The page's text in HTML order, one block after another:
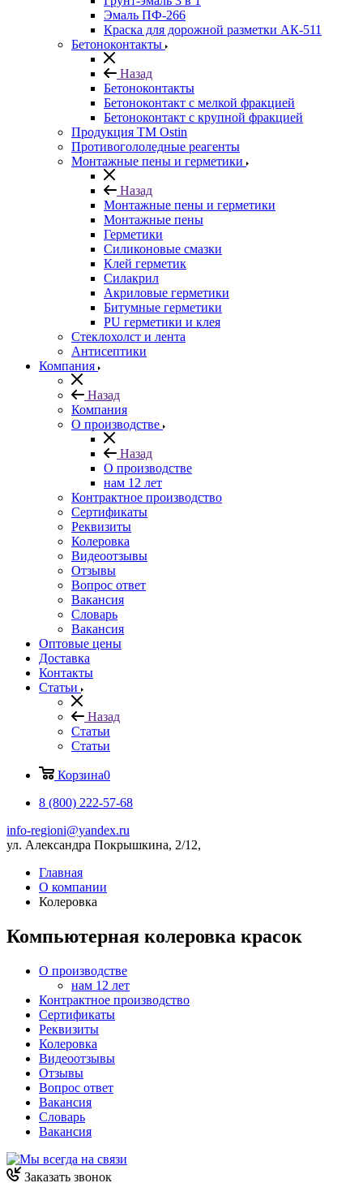
Эмаль ПФ-266
Краска для дорожной разметки АК-511
Бетоноконтакты
Назад
Бетоноконтакты
Бетоноконтакт с мелкой фракцией
Бетоноконтакт с крупной фракцией
Продукция ТМ Ostin
Противогололедные реагенты
Монтажные пены и герметики
Назад
Монтажные пены и герметики
Монтажные пены
Герметики
Силиконовые смазки
Клей герметик
Силакрил
Акриловые герметики
Битумные герметики
PU герметики и клея
Стеклохолст и лента
Антисептики
Компания
Назад
Компания
О производстве
Назад
О производстве
нам 12 лет
Контрактное производство
Сертификаты
Реквизиты
Колеровка
Видеоотзывы
Отзывы
Вопрос ответ
Вакансия
Словарь
Вакансия
Оптовые цены
Доставка
Контакты
Статьи
Назад
Статьи
Статьи
Корзина0
8 (800) 222-57-68
info-regioni@yandex.ru
ул. Александра Покрышкина, 2/12,
Главная
О компании
Колеровка
Компьютерная колеровка красок
О производстве
нам 12 лет
Контрактное производство
Сертификаты
Реквизиты
Колеровка
Видеоотзывы
Отзывы
Вопрос ответ
Вакансия
Словарь
Вакансия
Заказать звонок